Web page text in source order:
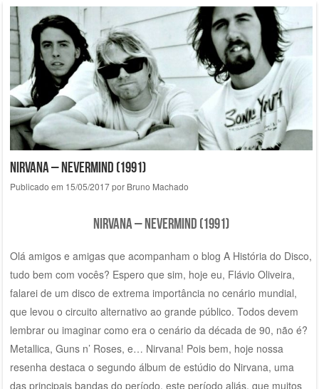
Skip to content
Nirvana – Nevermind (1991)
Publicado em 15/05/2017por Bruno Machado
Nirvana – Nevermind (1991)
Olá amigos e amigas que acompanham o blog A História do Disco,
tudo bem com vocês? Espero que sim, hoje eu, Flávio Oliveira,
falarei de um disco de extrema importância no cenário mundial,
que levou o circuito alternativo ao grande público. Todos devem
lembrar ou imaginar como era o cenário da década de 90, não é?
Metallica, Guns n’ Roses, e… Nirvana! Pois bem, hoje nossa
resenha destaca o segundo álbum de estúdio do Nirvana, uma
das principais bandas do período, este período aliás, que muitos